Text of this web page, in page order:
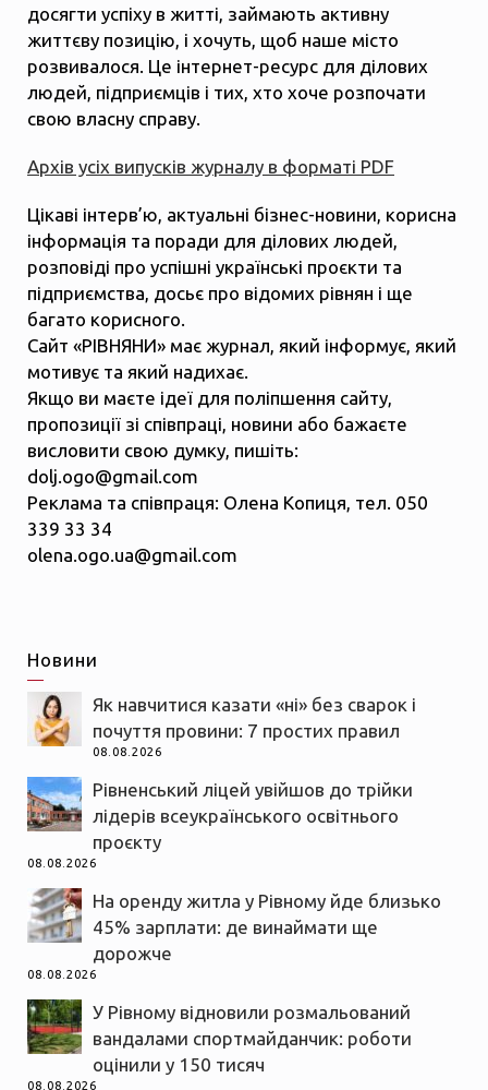
досягти успіху в житті, займають активну
життєву позицію, і хочуть, щоб наше місто
розвивалося. Це інтернет-ресурс для ділових
людей, підприємців і тих, хто хоче розпочати
свою власну справу.
Архів усіх випусків журналу в форматі PDF
Цікаві інтерв’ю, актуальні бізнес-новини, корисна
інформація та поради для ділових людей,
розповіді про успішні українські проєкти та
підприємства, досьє про відомих рівнян і ще
багато корисного.
Сайт «РІВНЯНИ» має журнал, який інформує, який
мотивує та який надихає.
Якщо ви маєте ідеї для поліпшення сайту,
пропозиції зі співпраці, новини або бажаєте
висловити свою думку, пишіть:
dolj.ogo@gmail.com
Реклама та співпраця: Олена Копиця, тел. 050
339 33 34
olena.ogo.ua@gmail.com
Новини
Як навчитися казати «ні» без сварок і
почуття провини: 7 простих правил
08.08.2026
Рівненський ліцей увійшов до трійки
лідерів всеукраїнського освітнього
проєкту
08.08.2026
На оренду житла у Рівному йде близько
45% зарплати: де винаймати ще
дорожче
08.08.2026
У Рівному відновили розмальований
вандалами спортмайданчик: роботи
оцінили у 150 тисяч
08.08.2026